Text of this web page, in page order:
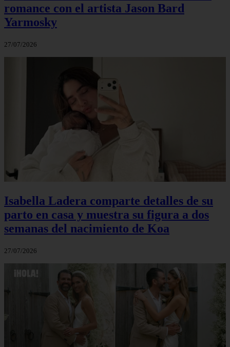
romance con el artista Jason Bard
Yarmosky
27/07/2026
Isabella Ladera comparte detalles de su
parto en casa y muestra su figura a dos
semanas del nacimiento de Koa
27/07/2026